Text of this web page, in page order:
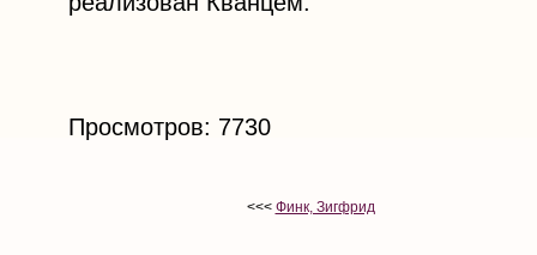
Просмотров: 7730
<<< Финк, Зигфрид